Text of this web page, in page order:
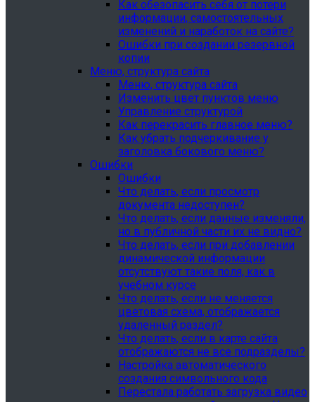
Как обезопасить себя от потери
информации, самостоятельных
изменений и наработок на сайте?
Ошибки при создании резервной
копии
Меню, структура сайта
Меню, структура сайта
Изменить цвет пунктов меню
Управление структурой
Как перекрасить главное меню?
Как убрать подчеркивание у
заголовка бокового меню?
Ошибки
Ошибки
Что делать, если просмотр
документа недоступен?
Что делать, если данные изменяли,
но в публичной части их не видно?
Что делать, если при добавлении
динамической информации
отсутствуют такие поля, как в
учебном курсе
Что делать, если не меняется
цветовая схема, отображается
удаленный раздел?
Что делать, если в карте сайта
отображаются не все подразделы?
Настройка автоматического
создания символьного кода
Перестала работать загрузка видео